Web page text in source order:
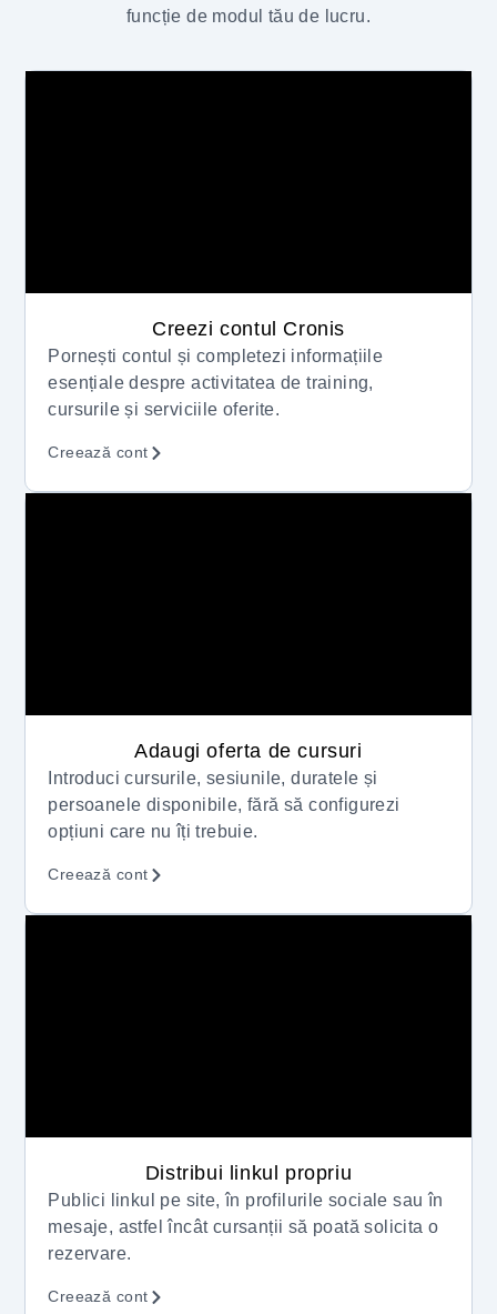
funcție de modul tău de lucru.
Creezi contul Cronis
Pornești contul și completezi informațiile
esențiale despre activitatea de training,
cursurile și serviciile oferite.
Creează cont
Adaugi oferta de cursuri
Introduci cursurile, sesiunile, duratele și
persoanele disponibile, fără să configurezi
opțiuni care nu îți trebuie.
Creează cont
Distribui linkul propriu
Publici linkul pe site, în profilurile sociale sau în
mesaje, astfel încât cursanții să poată solicita o
rezervare.
Creează cont